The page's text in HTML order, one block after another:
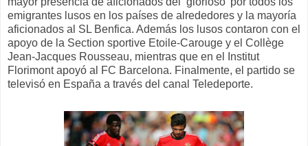
emigrantes lusos en los países de alrededores y la mayoría
aficionados al SL Benfica. Además los lusos contaron con el
apoyo de la Section sportive Etoile-Carouge y el Collège
Jean-Jacques Rousseau, mientras que en el Institut
Florimont apoyó al FC Barcelona. Finalmente, el partido se
televisó en España a través del canal Teledeporte.